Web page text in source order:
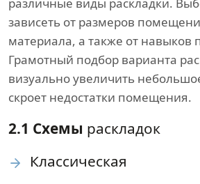
различные виды раскладки.
зависеть от размеров
материала, а также от навыков
Грамотный подбор варианта
визуально увеличить
скроет недостатки помещения.
2.1 Схемы раскладок
Классическая